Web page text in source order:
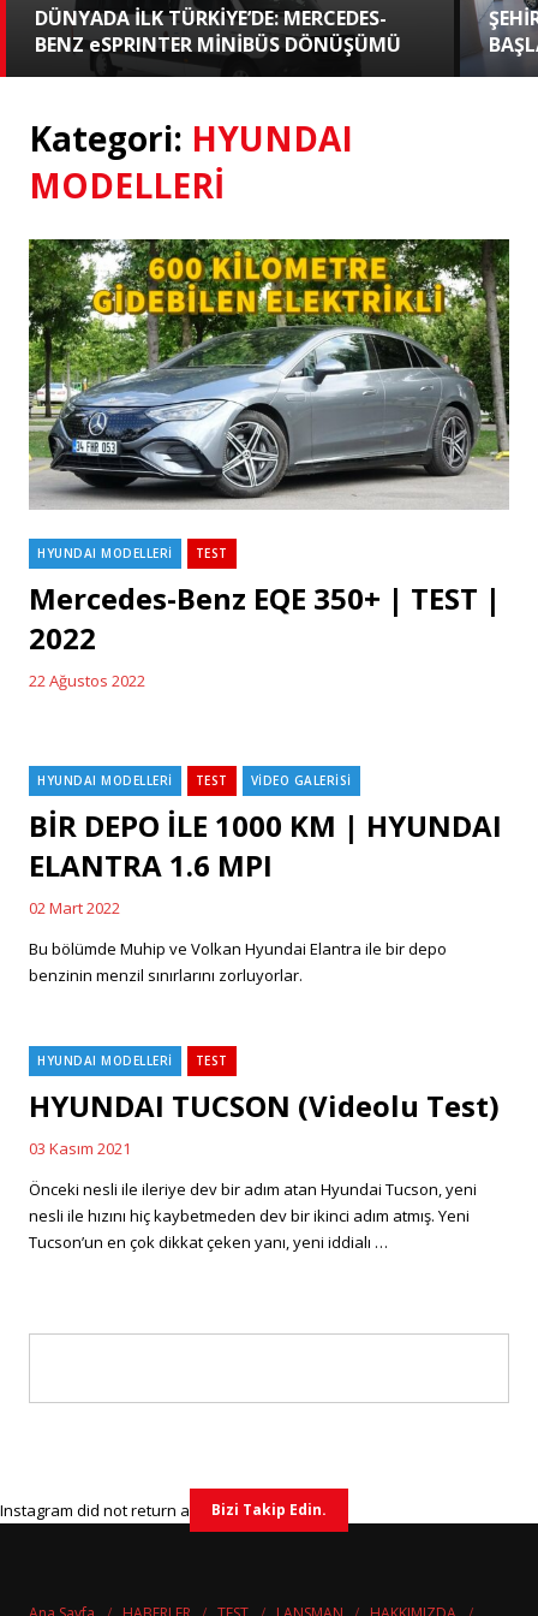
DÜNYADA İLK TÜRKİYE’DE: MERCEDES-
BENZ eSPRINTER MİNİBÜS DÖNÜŞÜMÜ
Kategori: HYUNDAI
MODELLERİ
Categories
HYUNDAI MODELLERİ TEST
Mercedes-Benz EQE 350+ | TEST |
2022
Posted
22 Ağustos 2022
Categories
HYUNDAI MODELLERİ TEST VİDEO GALERİSİ
BİR DEPO İLE 1000 KM | HYUNDAI
ELANTRA 1.6 MPI
Posted
on
02 Mart 2022
Bu bölümde Muhip ve Volkan Hyundai Elantra ile bir depo
benzinin menzil sınırlarını zorluyorlar.
Categories
HYUNDAI MODELLERİ TEST
HYUNDAI TUCSON (Videolu Test)
Posted
on
03 Kasım 2021
Önceki nesli ile ileriye dev bir adım atan Hyundai Tucson, yeni
nesli ile hızını hiç kaybetmeden dev bir ikinci adım atmış. Yeni
Tucson’un en çok dikkat çeken yanı, yeni iddialı …
Instagram did not return a 200.Bizi Takip Edin.